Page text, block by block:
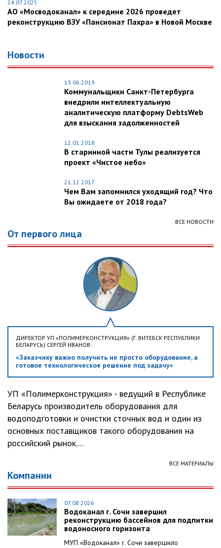
24.07.2025
АО «Мосводоканал» к середине 2026 проведет
реконструкцию ВЗУ «Пансионат Пахра» в Новой Москве
Новости
13.06.2019
Коммунальщики Санкт-Петербурга
внедрили интеллектуальную
аналитическую платформу DebtsWeb
для взыскания задолженностей
12.01.2018
В старинной части Тулы реализуется
проект «Чистое небо»
21.12.2017
Чем Вам запомнился уходящий год? Что
Вы ожидаете от 2018 года?
ВСЕ НОВОСТИ
От первого лица
ДИРЕКТОР УП «ПОЛИМЕРКОНСТРУКЦИЯ» (Г. ВИТЕБСК РЕСПУБЛИКИ
БЕЛАРУСЬ) СЕРГЕЙ ИВАНОВ:
«Заказчику важно получить не просто оборудование, а
готовое технологическое решение под задачу»
УП «Полимерконструкция» - ведущий в Республике
Беларусь производитель оборудования для
водоподготовки и очистки сточных вод и один из
основных поставщиков такого оборудования на
российский рынок....
ВСЕ МАТЕРИАЛЫ
Компании
07.08.2026
Водоканал г. Сочи завершил
реконструкцию бассейнов для подпитки
водоносного горизонта
МУП «Водоканал» г. Сочи завершило